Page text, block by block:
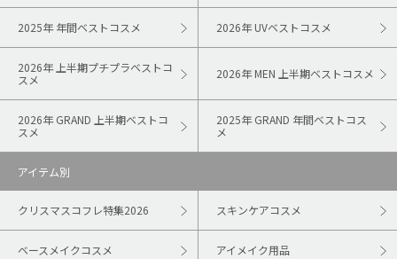
2025年 年間ベストコスメ 2026年 UVベストコスメ
2026年 上半期プチプラベストコ
スメ
2026年 MEN 上半期ベストコスメ
2026年 GRAND 上半期ベストコ
スメ
2025年 GRAND 年間ベストコス
メ
アイテム別
クリスマスコフレ特集2026 スキンケアコスメ
ベースメイクコスメ アイメイク用品